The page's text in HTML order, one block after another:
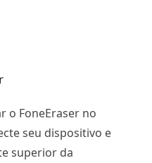
o FoneEraser no
seu dispositivo e
superior da